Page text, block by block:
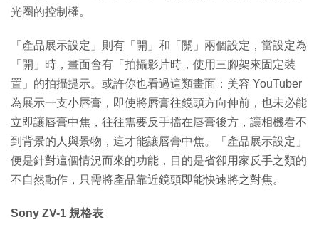
光圈的控制權。
「產品展示設定」則有「開」和「關」兩個設定，當設定為
「開」時，畫面會有「拍攝影片時，使用三腳架來固定裝
置」的拍攝提示。或許你也看過這類畫面：美容 YouTuber
為展示一支小唇膏，即使將唇膏往鏡頭方向伸前，也未必能
立即讓唇膏中焦，往往需要反手擋在唇膏後方，讓相機看不
到背景的人與景物，這才能讓唇膏中焦。「產品展示設定」
便是針對這個情況而來的功能，目的是省卻用家反手之類的
不自然動作，只需將產品靠近鏡頭即能快速將之對焦。
Sony ZV-1 規格表